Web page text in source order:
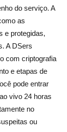
do serviço. A
as
e protegidas,
A DSers
com criptografia
e etapas de
pode entrar
vivo 24 horas
no
ou